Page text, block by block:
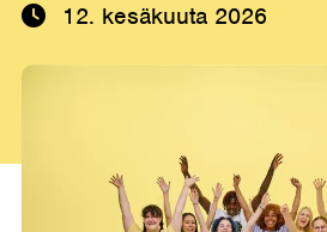
12. kesäkuuta 2026